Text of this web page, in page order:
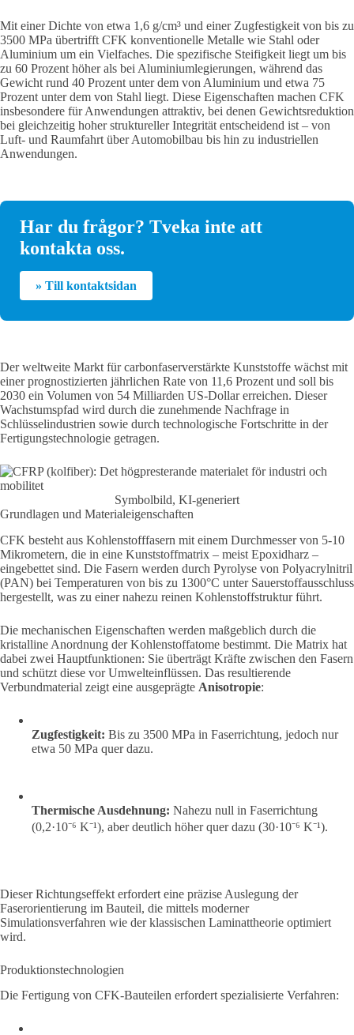
Mit einer Dichte von etwa 1,6 g/cm³ und einer Zugfestigkeit von bis zu
3500 MPa übertrifft CFK konventionelle Metalle wie Stahl oder
Aluminium um ein Vielfaches. Die spezifische Steifigkeit liegt um bis
zu 60 Prozent höher als bei Aluminiumlegierungen, während das
Gewicht rund 40 Prozent unter dem von Aluminium und etwa 75
Prozent unter dem von Stahl liegt. Diese Eigenschaften machen CFK
insbesondere für Anwendungen attraktiv, bei denen Gewichtsreduktion
bei gleichzeitig hoher struktureller Integrität entscheidend ist – von
Luft- und Raumfahrt über Automobilbau bis hin zu industriellen
Anwendungen.
Har du frågor? Tveka inte att
kontakta oss.
» Till kontaktsidan
Der weltweite Markt für carbonfaserverstärkte Kunststoffe wächst mit
einer prognostizierten jährlichen Rate von 11,6 Prozent und soll bis
2030 ein Volumen von 54 Milliarden US-Dollar erreichen. Dieser
Wachstumspfad wird durch die zunehmende Nachfrage in
Schlüsselindustrien sowie durch technologische Fortschritte in der
Fertigungstechnologie getragen.
Symbolbild, KI-generiert
Grundlagen und Materialeigenschaften
CFK besteht aus Kohlenstofffasern mit einem Durchmesser von 5-10
Mikrometern, die in eine Kunststoffmatrix – meist Epoxidharz –
eingebettet sind. Die Fasern werden durch Pyrolyse von Polyacrylnitril
(PAN) bei Temperaturen von bis zu 1300°C unter Sauerstoffausschluss
hergestellt, was zu einer nahezu reinen Kohlenstoffstruktur führt.
Die mechanischen Eigenschaften werden maßgeblich durch die
kristalline Anordnung der Kohlenstoffatome bestimmt. Die Matrix hat
dabei zwei Hauptfunktionen: Sie überträgt Kräfte zwischen den Fasern
und schützt diese vor Umwelteinflüssen. Das resultierende
Verbundmaterial zeigt eine ausgeprägte Anisotropie:
Zugfestigkeit: Bis zu 3500 MPa in Faserrichtung, jedoch nur
etwa 50 MPa quer dazu.
Thermische Ausdehnung: Nahezu null in Faserrichtung
(0,2·10⁻⁶ K⁻¹), aber deutlich höher quer dazu (30·10⁻⁶ K⁻¹).
Dieser Richtungseffekt erfordert eine präzise Auslegung der
Faserorientierung im Bauteil, die mittels moderner
Simulationsverfahren wie der klassischen Laminattheorie optimiert
wird.
Produktionstechnologien
Die Fertigung von CFK-Bauteilen erfordert spezialisierte Verfahren: